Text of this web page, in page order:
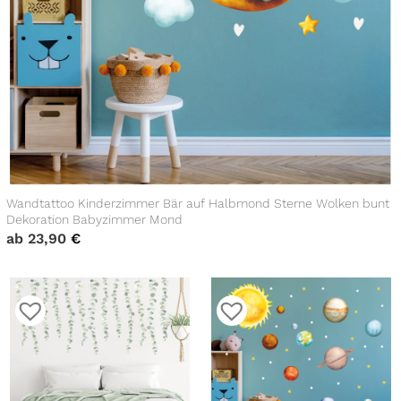
Wandtattoo Kinderzimmer Bär auf Halbmond Sterne Wolken bunt
Dekoration Babyzimmer Mond
ab 23,90 €